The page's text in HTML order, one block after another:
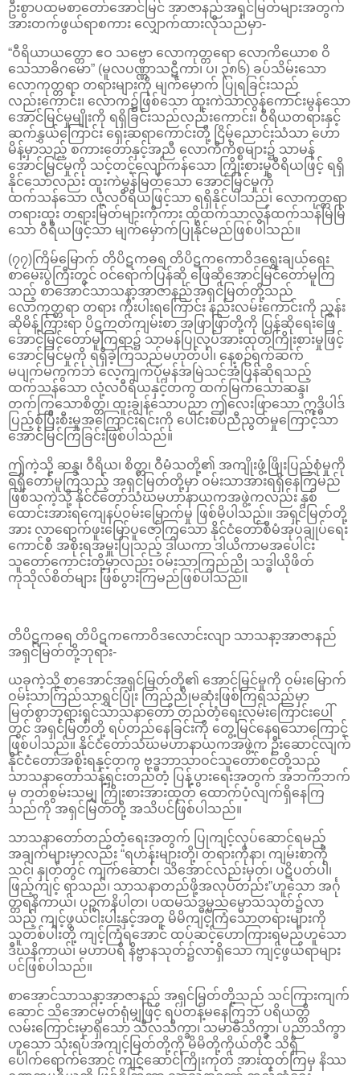
ဦးစွာပထမစာတော်အောင်မြင် အာဇာနည်အရှင်မြတ်များအတွက်
အားတက်ဖွယ်ရာစကား လျှောက်ထားလိုသည်မှာ-
“ဝီရိယာယတ္တော ဧဝ သဗ္ဗော လောကုတ္တရော လောကိယောစ ဝိ
သေသာဓိဂမော” (မူလပဏ္ဏာသဋီကာ၊ ပ၊ ၃၈၆) ခပ်သိမ်းသော
လောကုတ္တရာ တရားများကို မျက်မှောက် ပြုရခြင်းသည်
လည်းကောင်း၊ လောက၌ဖြစ်သော ထူးကဲသာလွန်ကောင်းမွန်သော
အောင်မြင်မှုမျိုးကို ရရှိခြင်းသည်လည်းကောင်း၊ ဝီရိယတရားနှင့်
ဆက်နွှယ်ကြောင်း ရှေးဆရာကောင်းတို့ ငြိမ့်ညောင်းသံသာ ဟော
မိန့်မှာသည့် စကားတော်နှင့်အညီ လောကီကိစ္စများ၌ သာမန်
အောင်မြင်မှုကို သင့်တင့်လျော်ကန်သော ကြိုးစားမှုဝီရိယဖြင့် ရရှိ
နိုင်သော်လည်း ထူးကဲမွန်မြတ်သော အောင်မြင်မှုကို
ထက်သန်သော လုံ့လဝီရိယဖြင့်သာ ရရှိနိုင်ပါသည်၊ လောကုတ္တရာ
တရားထူး တရားမြတ်များကိုကား ထို့ထက်သာလွန်ထက်သန်မြဲမြံ
သော ဝီရိယဖြင့်သာ မျက်မှောက်ပြုနိုင်မည်ဖြစ်ပါသည်။
(၇၇)ကြိမ်မြောက် တိပိဋကဓရ တိပိဋကကောဝိဒရွေးချယ်ရေး
စာမေးပွဲကြီးတွင် ဝင်ရောက်ပြန်ဆို ဖြေဆိုအောင်မြင်တော်မူကြ
သည့် စာအောင်သာသနာ့အာဇာနည်အရှင်မြတ်တို့သည်
လောကုတ္တရာ တရား ကိုးပါးရကြောင်း နည်းလမ်းကောင်းကို ညွှန်း
ဆိုမိန့်ကြားရာ ပိဋကတ်ကျမ်းစာ အဖြာဖြာတို့ကို ပြန်ဆိုရေးဖြေ
အောင်မြင်တော်မူကြရာ၌ သာမန်ပြုလုပ်အားထုတ်ကြိုးစားမှုဖြင့်
အောင်မြင်မှုကို ရရှိခဲ့ကြသည်မဟုတ်ပါ၊ နေ့စဉ်ရက်ဆက်
မပျက်မကွက်ဘဲ လေ့ကျက်ပုံမှန်အမြဲသင်အံပြန်ဆိုရသည့်
ထက်သန်သော လုံ့လဝီရိယနှင့်တကွ ထက်မြက်သောဆန္ဒ၊
တက်ကြွသောစိတ္တ၊ ထူးချွန်သောပညာ ဤလေးဖြာသော ဣဒ္ဓိပါဒ်
ပြည့်စုံပြီးစီးမှုအကြောင်းရင်းကို ပေါင်းစပ်ညီညွတ်မှုကြောင့်သာ
အောင်မြင်ကြခြင်းဖြစ်ပါသည်။
ဤကဲ့သို့ ဆန္ဒ၊ ဝီရိယ၊ စိတ္တ၊ ဝီမံသတို့၏ အကျိုးဖွံ့ဖြိုးပြည့်စုံမှုကို
ရရှိတော်မူကြသည့် အရှင်မြတ်တို့မှာ ဝမ်းသာအားရရှိနေကြမည်
ဖြစ်သကဲ့သို့ နိုင်ငံတော်သံဃမဟာနာယကအဖွဲ့ကလည်း နှစ်
ထောင်းအားရကျေနပ်ဝမ်းမြောက်မှု ဖြစ်မိပါသည်။ အရှင်မြတ်တို့
အား လာရောက်ဖူးမြော်ပူဇော်ကြသော နိုင်ငံတော်စီမံအုပ်ချုပ်ရေး
ကောင်စီ အစိုးရအမှူးပြုသည့် ဒါယကာ ဒါယိကာမအပေါင်း
သူတော်ကောင်းတို့မှာလည်း ဝမ်းသာကြည်ညို သဒ္ဓါယိုဖိတ်
ကုသိုလ်စိတ်များ ဖြစ်ပွားကြမည်ဖြစ်ပါသည်။
တိပိဋကဓရ တိပိဋကကောဝိဒလောင်းလျာ သာသနာ့အာဇာနည်
အရှင်မြတ်တို့ဘုရား-
ယခုကဲ့သို့ စာအောင်အရှင်မြတ်တို့၏ အောင်မြင်မှုကို ဝမ်းမြောက်
ဝမ်းသာကြည်သာရွှင်ပြုံး ကြည်ညိုမဆုံးဖြစ်ကြရသည်မှာ
မြတ်စွာဘုရားရှင်သာသနာတော် တည်တံ့ရေးလမ်းကြောင်းပေါ်
တွင် အရှင်မြတ်တို့ ရပ်တည်နေခြင်းကို တွေ့မြင်နေရသောကြောင့်
ဖြစ်ပါသည်။ နိုင်ငံတော်သံဃမဟာနာယကအဖွဲ့က ဦးဆောင်လျက်
နိုင်ငံတော်အစိုးရနှင့်တကွ ဗုဒ္ဓဘာသာဝင်သူတော်စင်တို့သည်
သာသနာတော်သန့်ရှင်းတည်တံ့ ပြန့်ပွားရေးအတွက် အဘက်ဘက်
မှ တတ်စွမ်းသမျှ ကြိုးစားအားထုတ် ထောက်ပံ့လျက်ရှိနေကြ
သည်ကို အရှင်မြတ်တို့ အသိပင်ဖြစ်ပါသည်။
သာသနာတော်တည်တံ့ရေးအတွက် ပြုကျင့်လုပ်ဆောင်ရမည့်
အချက်များမှာလည်း “ရဟန်းများတို့၊ တရားကိုနာ၊ ကျမ်းစာကို
သင်၊ နှုတ်တွင် ကျက်ဆောင်၊ သိအောင်လည်းမှတ်၊ ပဋိပတ်ပါ၊
ဖြည့်ကျင့် ရာသည်၊ သာသနာတည်ဖို့အလုပ်တည်း”ဟူသော အင်္ဂု
တ္တရနိကာယ်၊ ပဉ္စကနိပါတ၊ ပထမသဒ္ဓမ္မသမ္မောသသုတ်၌လာ
သည့် ကျင့်ဖွယ်ငါးပါးနှင့်အတူ မိမိကျင့်ကြံသောတရားများကို
သူတစ်ပါးတို့ ကျင့်ကြံရအောင် ထပ်ဆင့်ဟောကြားရမည်ဟူသော
ဒီဃနိကာယ်၊ မဟာပရိ နိဗ္ဗာနသုတ်၌လာရှိသော ကျင့်ဖွယ်ရာများ
ပင်ဖြစ်ပါသည်။
စာအောင်သာသနာ့အာဇာနည် အရှင်မြတ်တို့သည် သင်ကြားကျက်
ဆောင် သိအောင်မှတ်ရုံမျှဖြင့် ရပ်တန့်မနေကြဘဲ ပရိယတ္တိ
လမ်းကြောင်းမှာရှိသော သီလသိက္ခာ၊ သမာဓိသိက္ခာ၊ ပညာသိက္ခာ
ဟူသော သုံးရပ်အကျင့်မြတ်တို့ကို မိမိတို့ကိုယ်တိုင် သိရှိ
ပေါက်ရောက်အောင် ကျင့်ဆောင်ကြိုးကုတ် အားထုတ်ကြမှ နိဿ